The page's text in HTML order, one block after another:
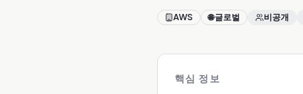
AWS 🌐글로벌 비공개
핵심 정보